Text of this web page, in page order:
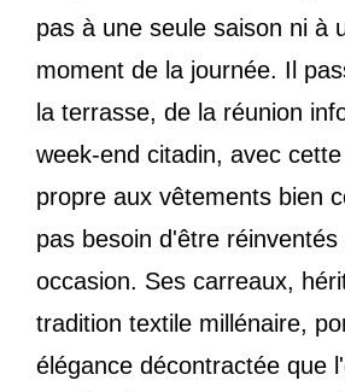
pas à une seule saison ni à
moment de la journée. Il
la terrasse, de la réunion
week-end citadin, avec
propre aux vêtements bien
pas besoin d'être réinventés
occasion. Ses carreaux,
tradition textile millénaire,
élégance décontractée que